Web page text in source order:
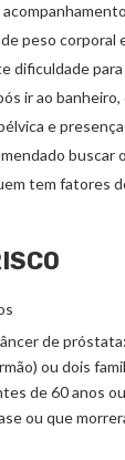
peso corporal
dificuldade
ir ao
e
buscar
tem fatores
de
ou dois
de 60 anos
ou que